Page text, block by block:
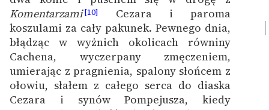
Logotypy
Materiały promocyjne
Polityka prywatności
Regulamin biblioteki
Komentarzami[10]
Cezara i paroma
koszulami za cały pakunek. Pewnego dnia,
błądząc w wyżnich okolicach równiny
Cachena, wyczerpany zmęczeniem,
umierając z pragnienia, spalony słońcem z
ołowiu, słałem z całego serca do diaska
Cezara i synów Pompejusza, kiedy